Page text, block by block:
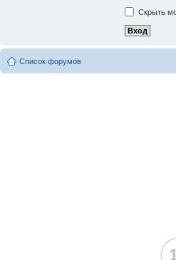
Скрыть
Список форумов